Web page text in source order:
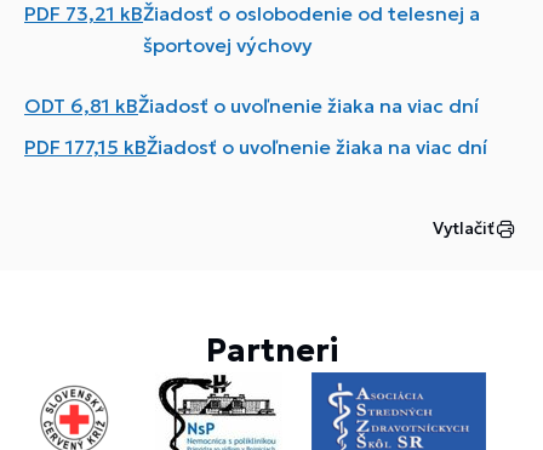
PDF 73,21 kBŽiadosť o oslobodenie od telesnej a
športovej výchovy
ODT 6,81 kBŽiadosť o uvoľnenie žiaka na viac dní
PDF177,15 kBŽiadosť o uvoľnenie žiaka na viac dní
Vytlačiť
Partneri